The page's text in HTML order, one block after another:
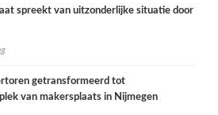
spreekt van uitzonderlijke situatie door
getransformeerd tot
van makersplaats in Nijmegen